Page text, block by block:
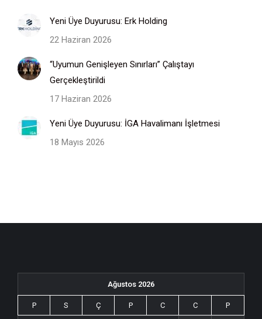
Yeni Üye Duyurusu: Erk Holding
22 Haziran 2026
“Uyumun Genişleyen Sınırları” Çalıştayı
Gerçekleştirildi
17 Haziran 2026
Yeni Üye Duyurusu: İGA Havalimanı İşletmesi
18 Mayıs 2026
Ağustos 2026
P S Ç P C C P